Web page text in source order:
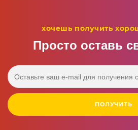
хочешь получить
Просто оставь
ПОЛУЧИТЬ